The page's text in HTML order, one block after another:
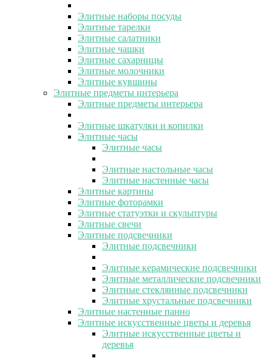
Элитные наборы посуды
Элитные тарелки
Элитные салатники
Элитные чашки
Элитные сахарницы
Элитные молочники
Элитные кувшины
Элитные предметы интерьера
Элитные предметы интерьера
Элитные шкатулки и копилки
Элитные часы
Элитные часы
Элитные настольные часы
Элитные настенные часы
Элитные картины
Элитные фоторамки
Элитные статуэтки и скульптуры
Элитные свечи
Элитные подсвечники
Элитные подсвечники
Элитные керамические подсвечники
Элитные металлические подсвечники
Элитные стеклянные подсвечники
Элитные хрустальные подсвечники
Элитные настенные панно
Элитные искусственные цветы и деревья
Элитные искусственные цветы и
деревья